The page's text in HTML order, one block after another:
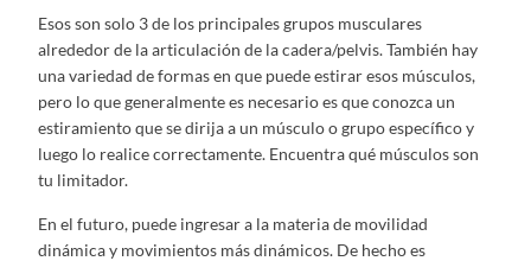
Esos son solo 3 de los principales grupos musculares
alrededor de la articulación de la cadera/pelvis. También hay
una variedad de formas en que puede estirar esos músculos,
pero lo que generalmente es necesario es que conozca un
estiramiento que se dirija a un músculo o grupo específico y
luego lo realice correctamente. Encuentra qué músculos son
tu limitador.
En el futuro, puede ingresar a la materia de movilidad
dinámica y movimientos más dinámicos. De hecho es